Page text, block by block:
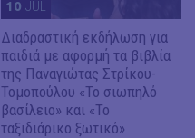
10 JUL
Διαδραστική εκδήλωση για
παιδιά με αφορμή τα βιβλία
της Παναγιώτας Στρίκου-
Τομοπούλου «Το σιωπηλό
βασίλειο» και «Το
ταξιδιάρικο ξωτικό»